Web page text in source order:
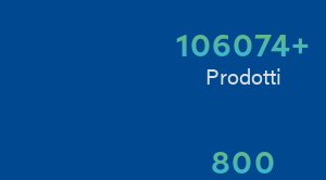
106074+
Prodotti
800